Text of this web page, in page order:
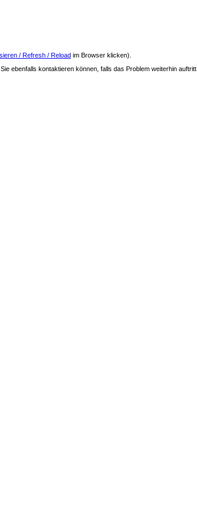
/ Refresh / Reload im Browser klicken).
ebenfalls kontaktieren können, falls das Problem weiterhin auftritt.